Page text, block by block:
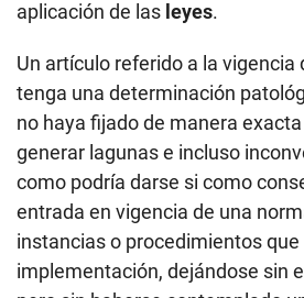
aplicación de las leyes.
Un artículo referido a la vigencia
tenga una determinación
no haya fijado de manera
generar lagunas e incluso
como podría darse si como
entrada en vigencia de una
instancias o procedimientos
implementación, dejándose sin